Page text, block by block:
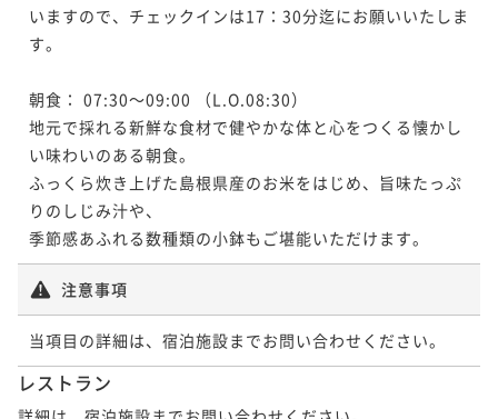
二食付き 現地決済可 事前決済可
IN 15:00 - 17:30 OUT10:00
いますので、チェックインは17：30分迄にお願いいたしま
す。
朝食： 07:30～09:00 （L.O.08:30）
地元で採れる新鮮な食材で健やかな体と心をつくる懐かし
い味わいのある朝食。
ふっくら炊き上げた島根県産のお米をはじめ、旨味たっぷ
りのしじみ汁や、
季節感あふれる数種類の小鉢もご堪能いただけます。
注意事項
当項目の詳細は、宿泊施設までお問い合わせください。
レストラン